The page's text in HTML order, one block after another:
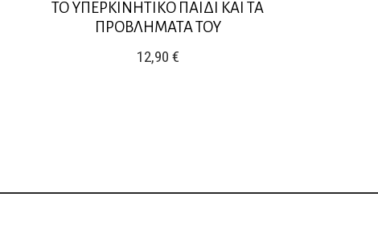
ΤΟ ΥΠΕΡΚΙΝΗΤΙΚΟ ΠΑΙΔΙ ΚΑΙ ΤΑ
ΠΡΟΒΛΗΜΑΤΑ ΤΟΥ
12,90 €